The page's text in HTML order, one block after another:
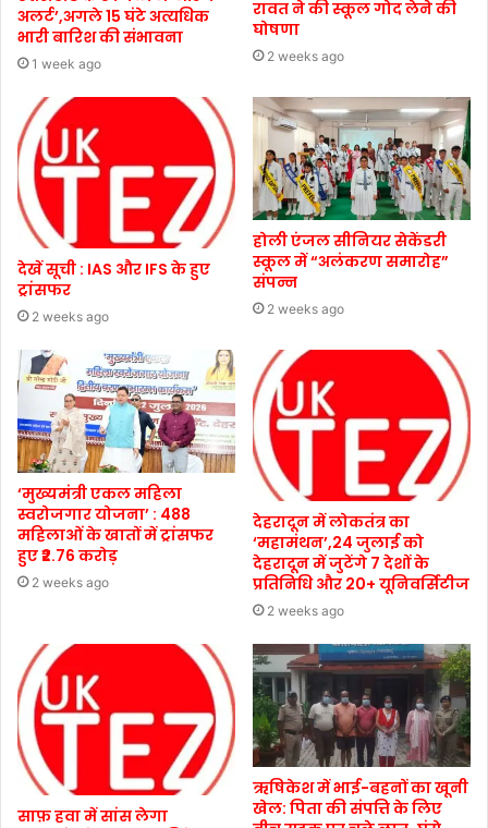
अलर्ट’,अगले 15 घंटे अत्यधिक
भारी बारिश की संभावना
1 week ago
रावत ने की स्कूल गोद लेने की
घोषणा
2 weeks ago
देखें सूची : IAS और IFS के हुए
ट्रांसफर
2 weeks ago
होली एंजल सीनियर सेकेंडरी
स्कूल में “अलंकरण समारोह”
संपन्न
2 weeks ago
‘मुख्यमंत्री एकल महिला
स्वरोजगार योजना’ : 488
महिलाओं के खातों में ट्रांसफर
हुए ₹2.76 करोड़
2 weeks ago
देहरादून में लोकतंत्र का
‘महामंथन’,24 जुलाई को
देहरादून में जुटेंगे 7 देशों के
प्रतिनिधि और 20+ यूनिवर्सिटीज
2 weeks ago
साफ़ हवा में सांस लेगा
ऋषिकेश में भाई-बहनों का खूनी
खेल: पिता की संपत्ति के लिए